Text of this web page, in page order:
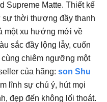
Supreme Matte. Thiết kế
sự thời thượng đầy thanh
một xu hướng mới về
sắc đầy lộng lẫy, cuốn
chiêm ngưỡng một
của hãng: son Shu
lĩnh sự chú ý, hút mọi
đẹp đến không lối thoát.